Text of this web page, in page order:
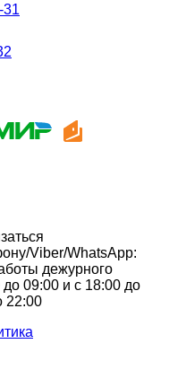
31
Viber/WhatsApp:
дежурного
09:00 и с 18:00 до
22:00